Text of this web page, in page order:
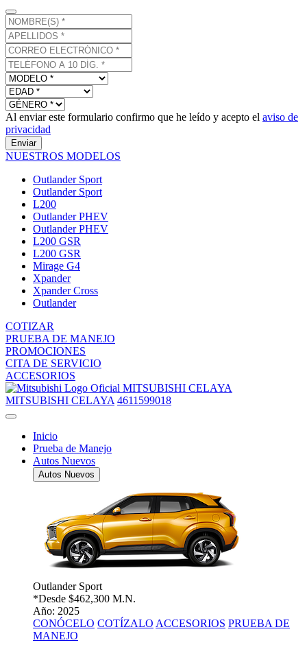
Al enviar este formulario confirmo que he leído y acepto el aviso de
privacidad
Enviar
NUESTROS MODELOS
Outlander Sport
Outlander Sport
L200
Outlander PHEV
Outlander PHEV
L200 GSR
L200 GSR
Mirage G4
Xpander
Xpander Cross
Outlander
COTIZAR
PRUEBA DE MANEJO
PROMOCIONES
CITA DE SERVICIO
ACCESORIOS
MITSUBISHI CELAYA
MITSUBISHI CELAYA 4611599018
Inicio
Prueba de Manejo
Autos Nuevos
Autos Nuevos
Outlander Sport
*Desde $462,300 M.N.
Año: 2025
CONÓCELO COTÍZALO ACCESORIOS PRUEBA DE
MANEJO